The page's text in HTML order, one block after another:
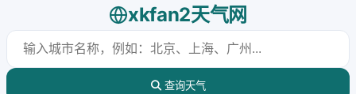
xkfan2天气网
查询天气